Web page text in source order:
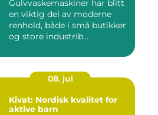
Gulvvaskemaskiner har blitt
en viktig del av moderne
renhold, både i små butikker
og store industrib...
08. jul
Kivat: Nordisk kvalitet for
aktive barn